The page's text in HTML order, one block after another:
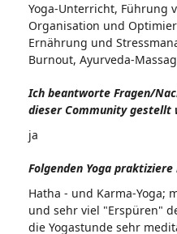
Yoga-Unterricht, Führung
Organisation und
Ernährung und
Burnout, Ayurveda-
Ich beantworte Fragen/
dieser Community gestellt
ja
Folgenden Yoga praktiziere
Hatha - und Karma-Yoga;
und sehr viel "Erspüren"
die Yogastunde sehr